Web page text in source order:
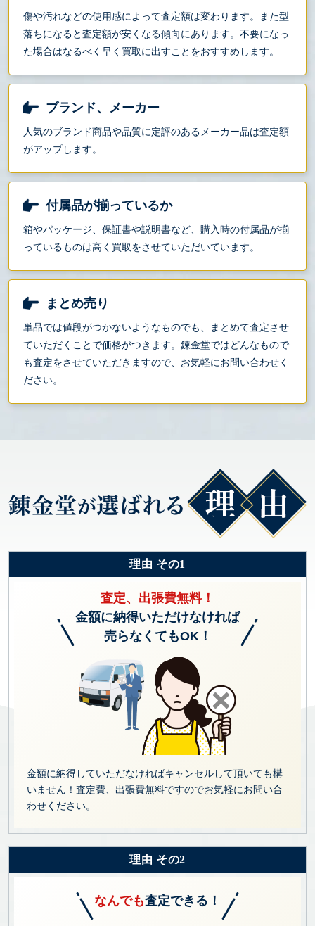
傷や汚れなどの使用感によって査定額は変わります。また型
落ちになると査定額が安くなる傾向にあります。不要になっ
た場合はなるべく早く買取に出すことをおすすめします。
ブランド、メーカー
人気のブランド商品や品質に定評のあるメーカー品は査定額
がアップします。
付属品が揃っているか
箱やパッケージ、保証書や説明書など、購入時の付属品が揃
っているものは高く買取をさせていただいています。
まとめ売り
単品では値段がつかないようなものでも、まとめて査定させ
ていただくことで価格がつきます。錬金堂ではどんなもので
も査定をさせていただきますので、お気軽にお問い合わせく
ださい。
理由 その1
査定、出張費無料！
金額に納得いただけなければ
売らなくてもOK！
金額に納得していただなければキャンセルして頂いても構
いません！査定費、出張費無料ですのでお気軽にお問い合
わせください。
理由 その2
なんでも査定できる！